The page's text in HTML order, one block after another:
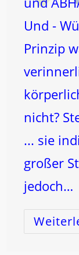
Und -
Prinzip
nicht?
... sie
großer
jedoch…